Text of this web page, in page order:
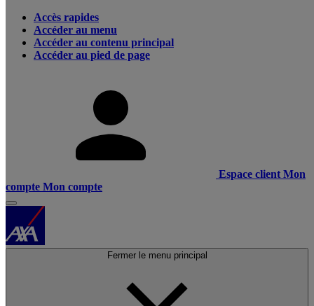
Accès rapides
Accéder au menu
Accéder au contenu principal
Accéder au pied de page
Espace client Mon
compte Mon compte
Fermer le menu principal